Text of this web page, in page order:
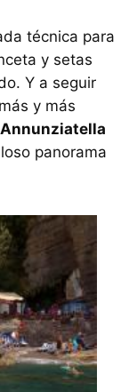
técnica para
y setas
Y a seguir
y más
panorama